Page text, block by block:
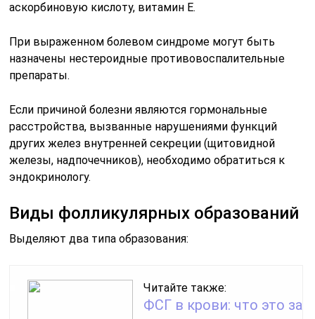
аскорбиновую кислоту, витамин Е.
При выраженном болевом синдроме могут быть
назначены нестероидные противовоспалительные
препараты.
Если причиной болезни являются гормональные
расстройства, вызванные нарушениями функций
других желез внутренней секреции (щитовидной
железы, надпочечников), необходимо обратиться к
эндокринологу.
Виды фолликулярных образований
Выделяют два типа образования:
Читайте также:
ФСГ в крови: что это за